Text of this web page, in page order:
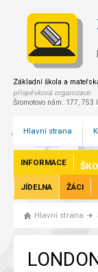
Základní škola a
příspěvková organizace
Šromotovo nám. 177, 753
Hlavní strana
INFORMACE
JÍDELNA ŽÁCI
Hlavní strana